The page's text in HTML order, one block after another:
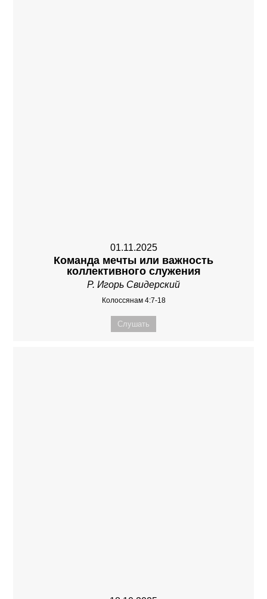
01.11.2025
Команда мечты или важность
коллективного служения
Р. Игорь Свидерский
Колоссянам 4:7-18
Слушать